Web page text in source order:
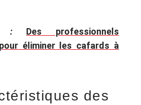
:
Des professionnels
éliminer les cafards à
des